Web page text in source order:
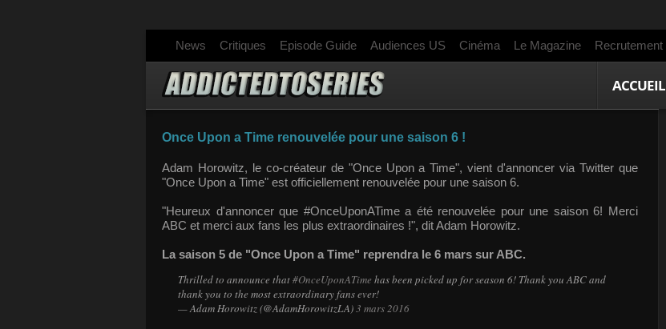
News Critiques Episode Guide Audiences US Cinéma Le Magazine Recrutement
ACCUEIL
Once Upon a Time renouvelée pour une saison 6 !
Adam Horowitz, le co-créateur de "Once Upon a Time", vient d'annoncer via Twitter que
"Once Upon a Time" est officiellement renouvelée pour une saison 6.
"Heureux d'annoncer que #OnceUponATime a été renouvelée pour une saison 6! Merci
ABC et merci aux fans les plus extraordinaires !", dit Adam Horowitz.
La saison 5 de "Once Upon a Time" reprendra le 6 mars sur ABC.
Thrilled to announce that#OnceUponATime has been picked up for season 6! Thank you ABC and
thank you to the most extraordinary fans ever!
— Adam Horowitz (@AdamHorowitzLA)3 mars 2016